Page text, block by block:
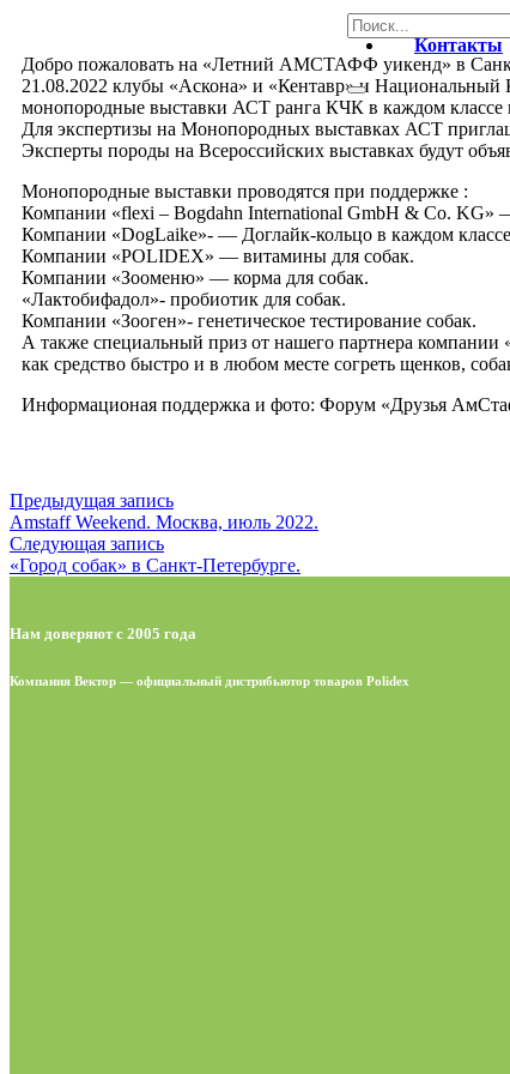
Контакты
Добро пожаловать на «Летний АМСТАФФ уикенд» в
21.08.2022 клубы «Аскона» и «Кентавр» и
монопородные выставки АСТ ранга КЧК в каждом
Для экспертизы на Монопородных выставках АСТ
Эксперты породы на Всероссийских выставках будут
Монопородные выставки проводятся при поддержке :
Компании «flexi – Bogdahn International GmbH & Co. KG»
Компании «DogLaike»- — Доглайк-кольцо в каждом
Компании «POLIDEX» — витамины для собак.
Компании «Зооменю» — корма для собак.
«Лактобифадол»- пробиотик для собак.
Компании «Зооген»- генетическое тестирование собак.
А также специальный приз от нашего партнера компании
как средство быстро и в любом месте согреть щенков,
Информационая поддержка и фото: Форум «Друзья
Предыдущая запись
Amstaff Weekend. Москва, июль 2022.
Следующая запись
«Город собак» в Санкт-Петербурге.
Нам доверяют с 2005 года
Компания Вектор — официальный дистрибьютор товаров Polidex